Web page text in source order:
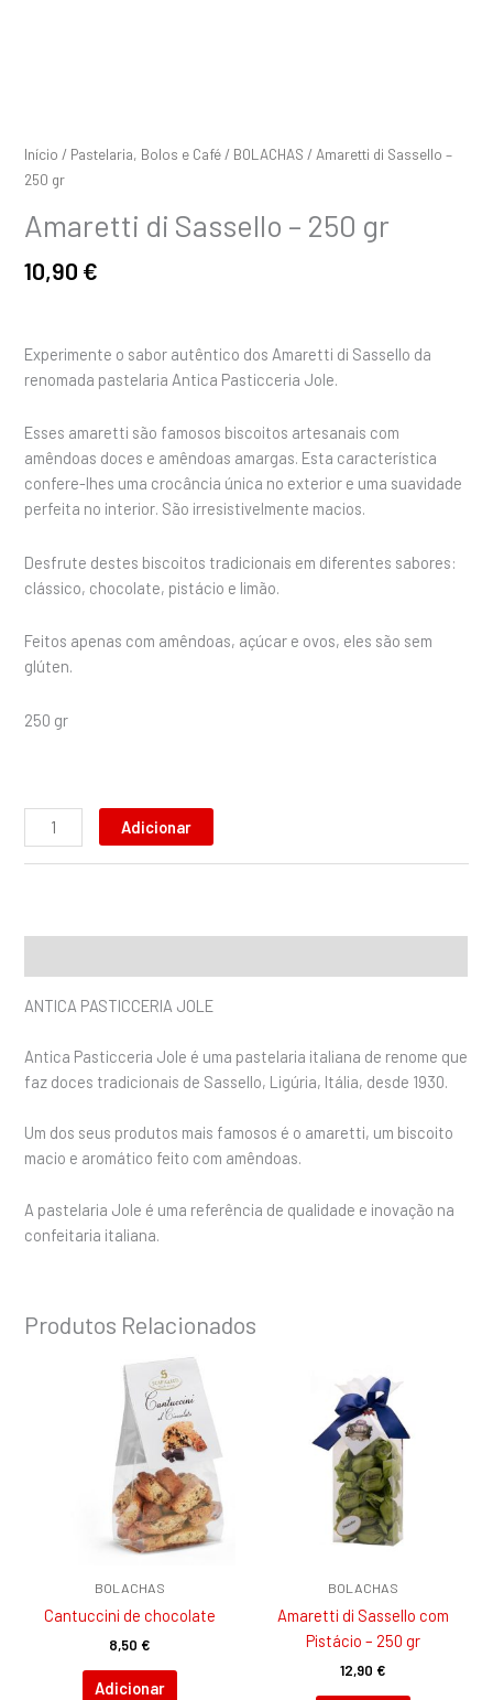
Início / Pastelaria, Bolos e Café / BOLACHAS / Amaretti di Sassello –
250 gr
Amaretti di Sassello – 250 gr
10,90 €
Experimente o sabor autêntico dos Amaretti di Sassello da
renomada pastelaria Antica Pasticceria Jole.
Esses amaretti são famosos biscoitos artesanais com
amêndoas doces e amêndoas amargas. Esta característica
confere-lhes uma crocância única no exterior e uma suavidade
perfeita no interior. São irresistivelmente macios.
Desfrute destes biscoitos tradicionais em diferentes sabores:
clássico, chocolate, pistácio e limão.
Feitos apenas com amêndoas, açúcar e ovos, eles são sem
glúten.
250 gr
Adicionar
ANTICA PASTICCERIA JOLE
Antica Pasticceria Jole é uma pastelaria italiana de renome que
faz doces tradicionais de Sassello, Ligúria, Itália, desde 1930.
Um dos seus produtos mais famosos é o amaretti, um biscoito
macio e aromático feito com amêndoas.
A pastelaria Jole é uma referência de qualidade e inovação na
confeitaria italiana.
Produtos Relacionados
BOLACHAS
Cantuccini de chocolate
8,50 €
Adicionar
BOLACHAS
Amaretti di Sassello com
Pistácio – 250 gr
12,90 €